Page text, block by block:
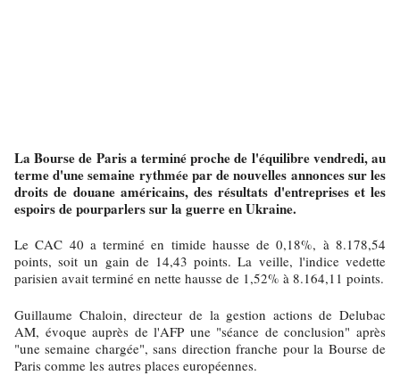
La Bourse de Paris a terminé proche de l'équilibre vendredi, au
terme d'une semaine rythmée par de nouvelles annonces sur les
droits de douane américains, des résultats d'entreprises et les
espoirs de pourparlers sur la guerre en Ukraine.
Le CAC 40 a terminé en timide hausse de 0,18%, à 8.178,54
points, soit un gain de 14,43 points. La veille, l'indice vedette
parisien avait terminé en nette hausse de 1,52% à 8.164,11 points.
Guillaume Chaloin, directeur de la gestion actions de Delubac
AM, évoque auprès de l'AFP une "séance de conclusion" après
"une semaine chargée", sans direction franche pour la Bourse de
Paris comme les autres places européennes.